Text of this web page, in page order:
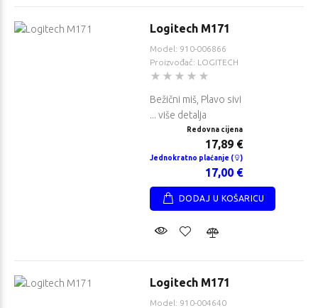
Logitech M171
Model: 910-006866
Proizvođač: LOGITECH
Bežični miš, Plavo sivi
... više detalja
Redovna cijena
17,89 €
Jednokratno plaćanje ( )
17,00 €
DODAJ U KOŠARICU
Logitech M171
Model: 910-004640